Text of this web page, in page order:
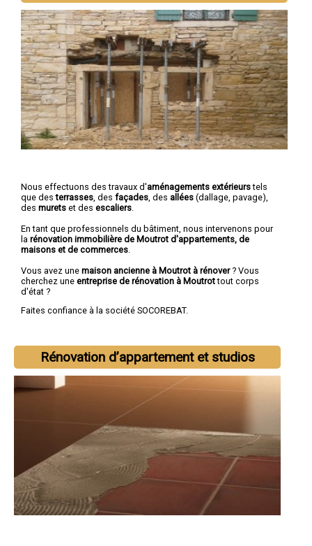
Nous effectuons des travaux d'aménagements extérieurstels
que desterrasses , des façades , des allées (dallage, pavage),
des murets et des escaliers
En tant que professionnels du bâtiment, nous intervenons pour
la rénovation immobilière de Moutrot d'appartements, de
maisons et de commerces
Vous avez une maison ancienne à Moutrot à rénover? Vous
cherchez une entreprise de rénovation à Moutrottout corps
d'état ?
Faites confiance à la société SOCOREBAT.
Rénovation d’appartement et studios